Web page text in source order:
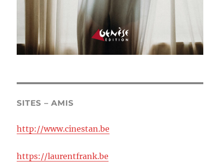
SITES – AMIS
http://www.cinestan.be
https://laurentfrank.be